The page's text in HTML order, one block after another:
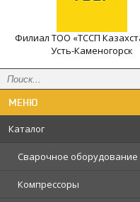
Филиал ТОО «ТССП
Усть-Каменогорск
Каталог
Сварочное оборудование
Компрессоры